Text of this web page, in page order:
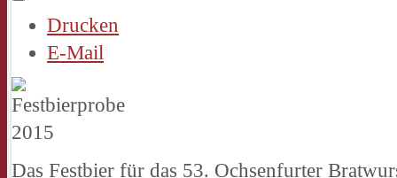
Drucken
E-Mail
Das Festbier für das 53. Ochsenfurter